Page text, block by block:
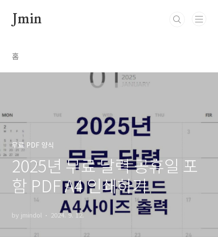
Jmin
홈
무료 PDF 양식
2025년 무료 달력 공휴일 포
함 PDF A4 인쇄하기
by jmindol 2024. 9. 12.